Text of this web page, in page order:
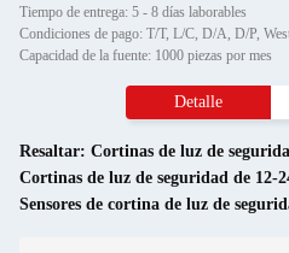
Tiempo de entrega: 5 - 8 días laborables
Capacidad de la fuente: 1000 piezas por mes
Detalle
Resaltar: Cortinas de luz de
Cortinas de luz de seguridad de 12-
Sensores de cortina de luz de